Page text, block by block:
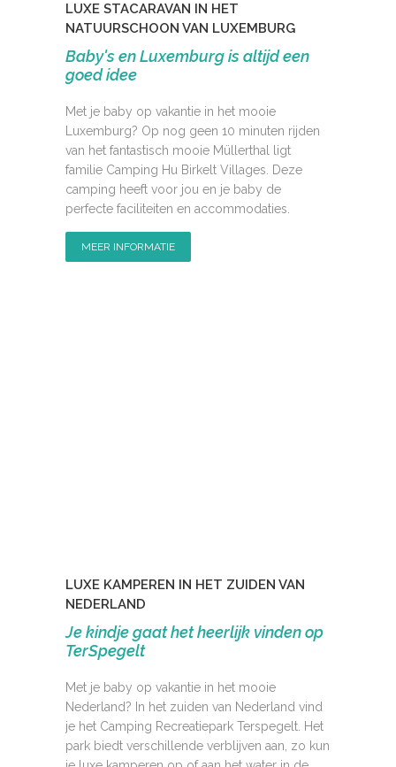
LUXE STACARAVAN IN HET
NATUURSCHOON VAN LUXEMBURG
Baby's en Luxemburg is altijd een
goed idee
Met je baby op vakantie in het mooie
Luxemburg? Op nog geen 10 minuten rijden
van het fantastisch mooie Müllerthal ligt
familie Camping Hu Birkelt Villages. Deze
camping heeft voor jou en je baby de
perfecte faciliteiten en accommodaties.
MEER INFORMATIE
LUXE KAMPEREN IN HET ZUIDEN VAN
NEDERLAND
Je kindje gaat het heerlijk vinden op
TerSpegelt
Met je baby op vakantie in het mooie
Nederland? In het zuiden van Nederland vind
je het Camping Recreatiepark Terspegelt. Het
park biedt verschillende verblijven aan, zo kun